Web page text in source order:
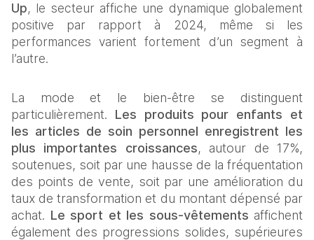
Up, le secteur affiche une dynamique globalement
positive par rapport à 2024, même si les
performances varient fortement d’un segment à
l’autre.
La mode et le bien-être se distinguent
particulièrement. Les produits pour enfants et
les articles de soin personnel enregistrent les
plus importantes croissances, autour de 17%,
soutenues, soit par une hausse de la fréquentation
des points de vente, soit par une amélioration du
taux de transformation et du montant dépensé par
achat. Le sport et les sous-vêtements affichent
également des progressions solides, supérieures